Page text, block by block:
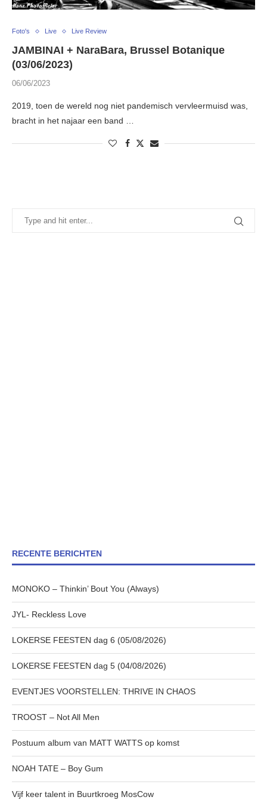
Foto's Live Live Review
JAMBINAI + NaraBara, Brussel Botanique
(03/06/2023)
06/06/2023
2019, toen de wereld nog niet pandemisch vervleermuisd was,
bracht in het najaar een band …
RECENTE BERICHTEN
MONOKO – Thinkin’ Bout You (Always)
JYL- Reckless Love
LOKERSE FEESTEN dag 6 (05/08/2026)
LOKERSE FEESTEN dag 5 (04/08/2026)
EVENTJES VOORSTELLEN: THRIVE IN CHAOS
TROOST – Not All Men
Postuum album van MATT WATTS op komst
NOAH TATE – Boy Gum
Vijf keer talent in Buurtkroeg MosCow